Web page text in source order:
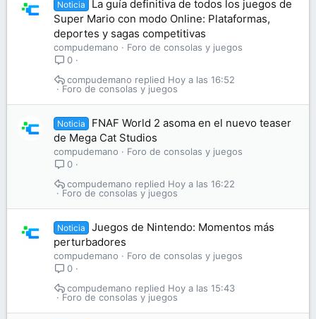
Noticia
La guía definitiva de todos los juegos de
Super Mario con modo Online: Plataformas,
deportes y sagas competitivas
compudemano
Foro de consolas y juegos
0
Foro de consolas y juegos
Hoy a las 16:52
compudemano
Noticia
FNAF World 2 asoma en el nuevo teaser
de Mega Cat Studios
compudemano
Foro de consolas y juegos
0
Foro de consolas y juegos
Hoy a las 16:22
compudemano
Noticia
Juegos de Nintendo: Momentos más
perturbadores
compudemano
Foro de consolas y juegos
0
Foro de consolas y juegos
Hoy a las 15:43
compudemano